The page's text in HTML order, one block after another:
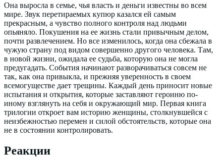
Она выросла в семье, чья власть и деньги известны во всем
мире. Звук перетираемых купюр казался ей самым
прекрасным, а чувство полного контроля над людьми
опьяняло. Покушения на ее жизнь стали привычным делом,
почти развлечением. Но все изменилось, когда она сбежала в
чужую страну под видом совершенно другого человека. Там,
в новой жизни, ожидала ее судьба, которую она не могла
предугадать. События начинают разворачиваться совсем не
так, как она привыкла, и прежняя уверенность в своем
всемогуществе дает трещины. Каждый день приносит новые
испытания и открытия, которые заставляют героиню по-
иному взглянуть на себя и окружающий мир. Первая книга
трилогии откроет вам историю женщины, столкнувшейся с
неизбежностью перемен и силой обстоятельств, которые она
не в состоянии контролировать.
Реакции